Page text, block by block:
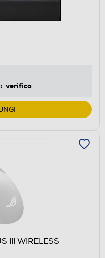
verifica
III WIRELESS